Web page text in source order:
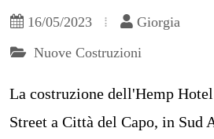
16/05/2023
Giorgia
Nuove Costruzioni
La costruzione dell'Hemp
Street a Città del Capo, in Sud